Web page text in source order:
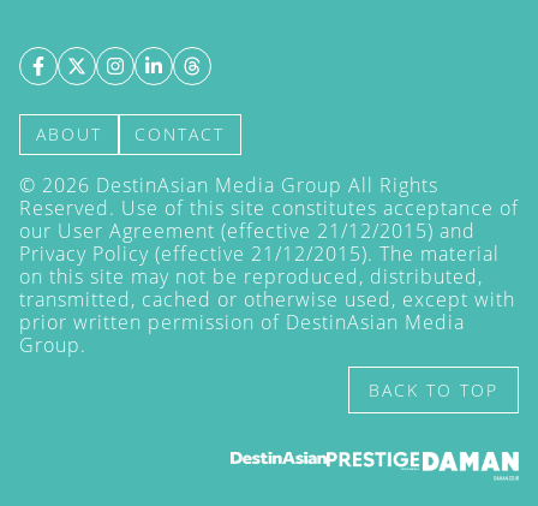
ABOUT CONTACT
© 2026 DestinAsian Media Group All Rights
Reserved. Use of this site constitutes acceptance of
our User Agreement (effective 21/12/2015) and
Privacy Policy (effective 21/12/2015). The material
on this site may not be reproduced, distributed,
transmitted, cached or otherwise used, except with
prior written permission of DestinAsian Media
Group.
BACK TO TOP